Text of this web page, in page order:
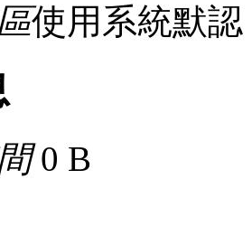
使用系統默認
0 B